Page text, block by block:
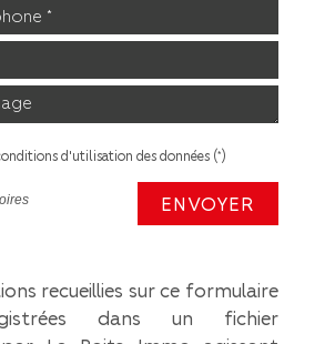
d'utilisation des données (*)
ENVOYER
recueillies sur ce formulaire
dans un fichier